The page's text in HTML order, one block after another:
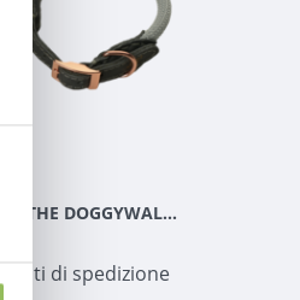
PET-JOY THE DOGGYWALKER COLLARE SILVER GREY
Costi di spedizione